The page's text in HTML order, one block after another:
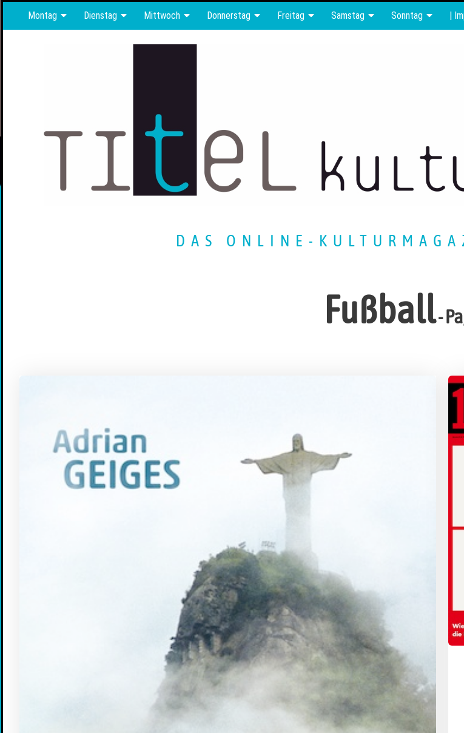
Montag Dienstag Mittwoch Donnerstag Freitag Samstag Sonntag |
DAS ONLINE-
Fußball-